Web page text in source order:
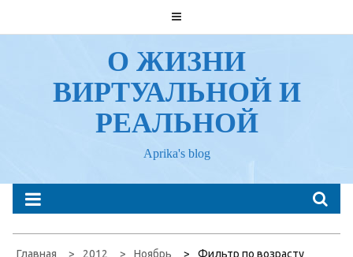
к
О ЖИЗНИ
ВИРТУАЛЬНОЙ И
РЕАЛЬНОЙ
Aprika's blog
Главная 2012 Ноябрь Фильтр по возрасту